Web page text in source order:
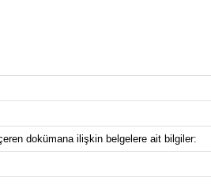
dokümana ilişkin belgelere ait bilgiler: